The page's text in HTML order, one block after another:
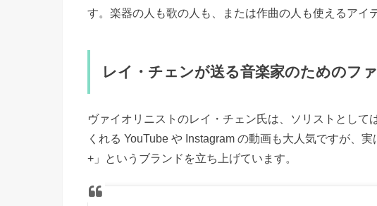
す。楽器の人も歌の人も、または作曲の人も使えるアイ
レイ・チェンが送る音楽家のためのフ
ヴァイオリニストのレイ・チェン氏は、ソリストとして
くれる YouTube や Instagram の動画も大人気ですが、
+」というブランドを立ち上げています。